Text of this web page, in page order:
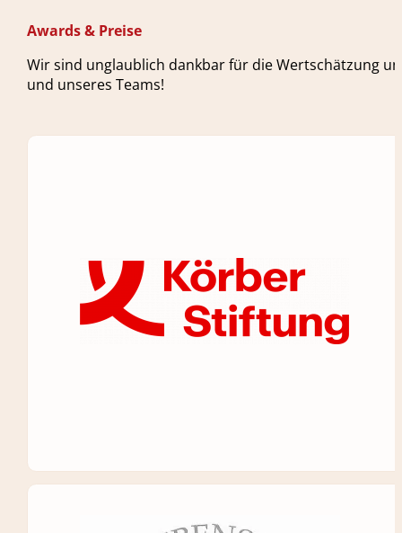
Awards & Preise
Wir sind unglaublich dankbar für die Wertschätzung
und unseres Teams!